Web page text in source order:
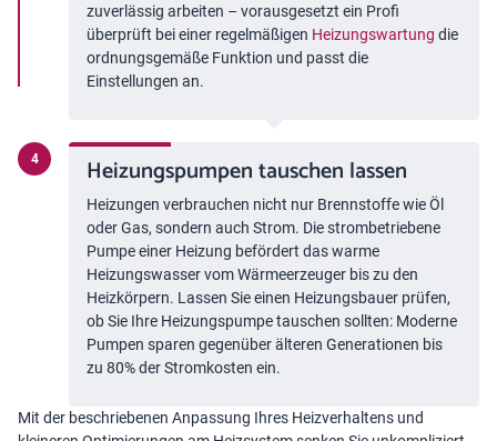
zuverlässig arbeiten – vorausgesetzt ein Profi
überprüft bei einer regelmäßigen Heizungswartung die
ordnungsgemäße Funktion und passt die
Einstellungen an.
Heizungspumpen tauschen lassen
Heizungen verbrauchen nicht nur Brennstoffe wie Öl
oder Gas, sondern auch Strom. Die strombetriebene
Pumpe einer Heizung befördert das warme
Heizungswasser vom Wärmeerzeuger bis zu den
Heizkörpern. Lassen Sie einen Heizungsbauer prüfen,
ob Sie Ihre Heizungspumpe tauschen sollten: Moderne
Pumpen sparen gegenüber älteren Generationen bis
zu 80% der Stromkosten ein.
Mit der beschriebenen Anpassung Ihres Heizverhaltens und